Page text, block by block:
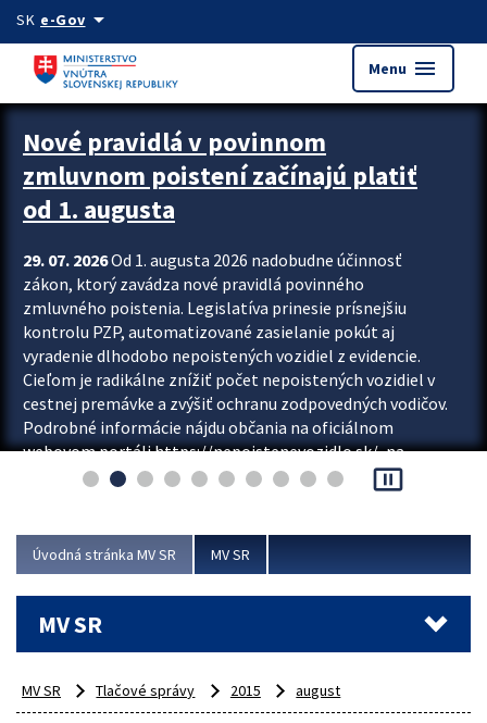
Preskocit na hlavný obsah
SK e-Govarrow_drop_down
Menu menu
Zastavit automatický posun upútavok
Nové pravidlá v povinnom
zmluvnom poistení začínajú platiť
od 1. augusta
29. 07. 2026Od 1. augusta 2026 nadobudne účinnosť
zákon, ktorý zavádza nové pravidlá povinného
zmluvného poistenia. Legislatíva prinesie prísnejšiu
kontrolu PZP, automatizované zasielanie pokút aj
vyradenie dlhodobo nepoistených vozidiel z evidencie.
Cieľom je radikálne znížiť počet nepoistených vozidiel v
cestnej premávke a zvýšiť ochranu zodpovedných vodičov.
Podrobné informácie nájdu občania na oficiálnom
webovom portáli https://nepoistenevozidlo.sk/, na
ktorom od augusta pribudne aj možnosť overiť si...
pause_presentation
Úvodná stránka MV SR MV SR
MV SR
MV SR Tlačové správy 2015 august